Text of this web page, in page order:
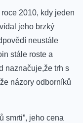
2010, kdy jeden⁢
jeho brzký
neustále⁢
stále roste ⁣a⁢
naznačuje,že trh s
názory⁤ odborníků
smrti”, jeho cena